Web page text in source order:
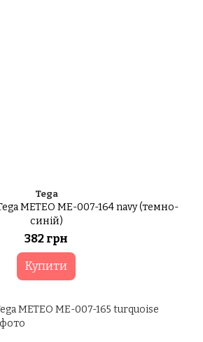
Tega
METEO ME-007-164 navy (темно-
синій)
382 грн
Купити